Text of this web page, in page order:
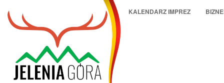
do
MIASTO KALENDARZ IMPREZ